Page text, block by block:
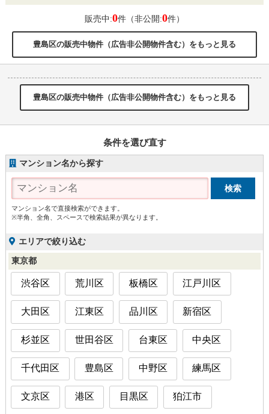
販売中:0件（非公開:0件）
豊島区の販売中物件（広告非公開物件含む）をもっと見る
豊島区の販売中物件（広告非公開物件含む）をもっと見る
条件を選び直す
マンション名から探す
マンション名で直接検索ができます。
※半角、全角、スペースで検索結果が異なります。
エリアで絞り込む
東京都
渋谷区 荒川区 板橋区 江戸川区
大田区 江東区 品川区 新宿区
杉並区 世田谷区 台東区 中央区
千代田区 豊島区 中野区 練馬区
文京区 港区 目黒区 狛江市